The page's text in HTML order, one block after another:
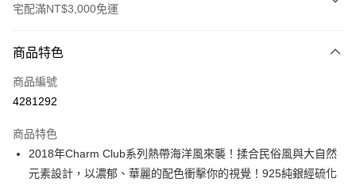
宅配滿NT$3,000免運
信用卡一次付款
LINE Pay
街口支付
悠遊付
商品特色
商品編號
4281292
商品特色
2018年Charm Club系列熱帶海洋風來襲！揉合民俗風與大自然
元素設計，以濃郁、華麗的配色衝擊你的視覺！925純銀經硫化